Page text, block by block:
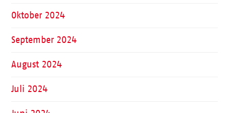
Oktober 2024
September 2024
August 2024
Juli 2024